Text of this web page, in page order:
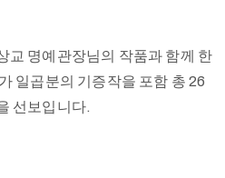
교 명예관장님의 작품과 함께 한
일곱분의 기증작을 포함 총 26
선보입니다.